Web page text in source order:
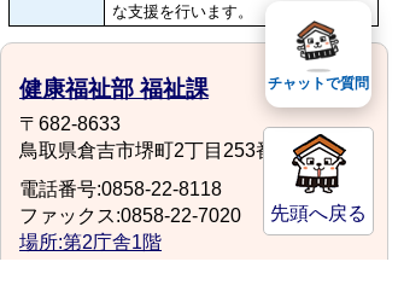
な支援を行います。
健康福祉部 福祉課
〒682-8633
鳥取県倉吉市堺町2丁目253番地1
電話番号:0858-22-8118
ファックス:0858-22-7020
場所:第2庁舎1階
先頭へ戻る
チャットで質問